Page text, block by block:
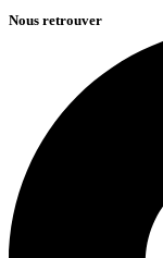
Nous retrouver